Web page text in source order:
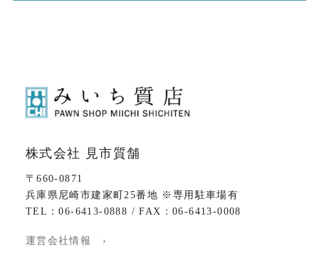
株式会社 見市質舗
〒660-0871
兵庫県尼崎市建家町25番地 ※専用駐車場有
TEL：06-6413-0888 / FAX：06-6413-0008
運営会社情報 ›